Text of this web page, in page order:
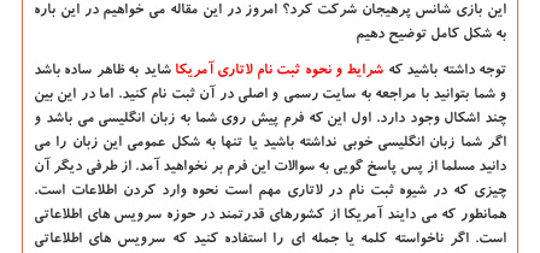
این بازی شانس پرهیجان شرکت کرد؟ امروز در این مقاله می خواهیم در این باره
به شکل کامل توضیح دهیم
توجه داشته باشید که شرایط و نحوه ثبت نام لاتاری آمریکا شاید به ظاهر ساده باشد
و شما بتوانید با مراجعه به سایت رسمی و اصلی در آن ثبت نام کنید. اما در این بین
چند اشکال وجود دارد. اول این که فرم پیش روی شما به زبان انگلیسی می باشد و
اگر شما زبان انگلیسی خوبی نداشته باشید یا تنها به شکل عمومی این زبان را می
دانید مسلما از پس پاسخ گویی به سوالات این فرم بر نخواهید آمد. از طرفی دیگر آن
چیزی که در شیوه ثبت نام در لاتاری مهم است نحوه وارد کردن اطلاعات است.
همانطور که می دایند آمریکا از کشورهای قدرتمند در حوزه سرویس های اطلاعاتی
است. اگر ناخواسته کلمه یا جمله ای را استفاده کنید که سرویس های اطلاعاتی